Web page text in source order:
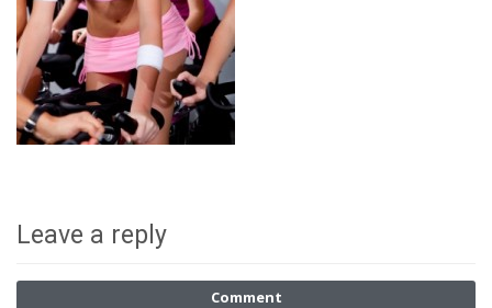
Leave a reply
Comment